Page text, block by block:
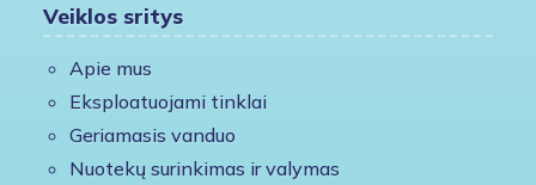
Veiklos sritys
Apie mus
Eksploatuojami tinklai
Geriamasis vanduo
Nuotekų surinkimas ir valymas